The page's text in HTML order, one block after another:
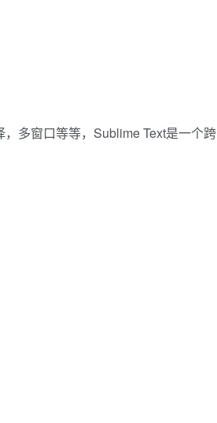
多窗口等等，Sublime Text是一个跨